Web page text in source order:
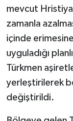
mevcut
zamanla
içinde
uyguladığı
Türkmen
yerleştirilerek
değiştirildi.